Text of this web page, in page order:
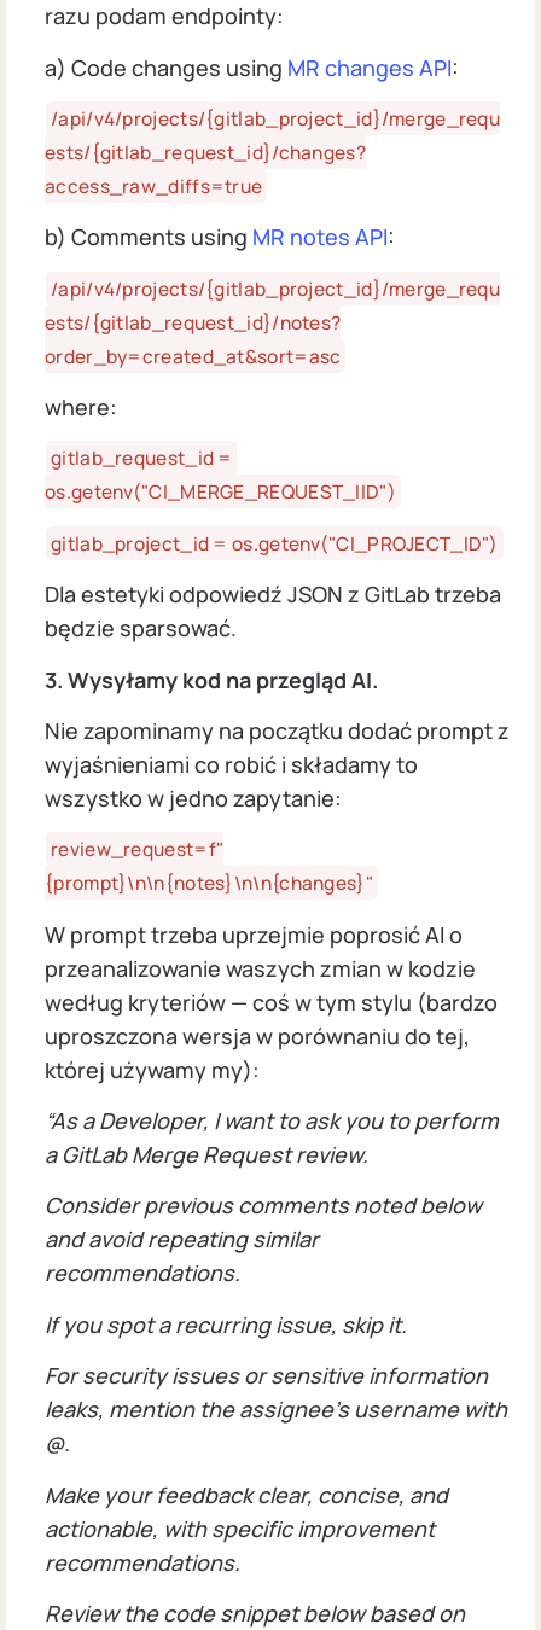
razu podam endpointy:
a) Code changes using MR changes API:
/api/v4/projects/{gitlab_project_id}/merge_requ
ests/{gitlab_request_id}/changes?
access_raw_diffs=true
b) Comments using MR notes API:
/api/v4/projects/{gitlab_project_id}/merge_requ
ests/{gitlab_request_id}/notes?
order_by=created_at&sort=asc
where:
gitlab_request_id =
os.getenv("CI_MERGE_REQUEST_IID")
gitlab_project_id = os.getenv("CI_PROJECT_ID")
Dla estetyki odpowiedź JSON z GitLab trzeba
będzie sparsować.
3. Wysyłamy kod na przegląd AI.
Nie zapominamy na początku dodać prompt z
wyjaśnieniami co robić i składamy to
wszystko w jedno zapytanie:
review_request=f"
{prompt}\n\n{notes}\n\n{changes}"
W prompt trzeba uprzejmie poprosić AI o
przeanalizowanie waszych zmian w kodzie
według kryteriów — coś w tym stylu (bardzo
uproszczona wersja w porównaniu do tej,
której używamy my):
“As a Developer, I want to ask you to perform
a GitLab Merge Request review.
Consider previous comments noted below
and avoid repeating similar
recommendations.
If you spot a recurring issue, skip it.
For security issues or sensitive information
leaks, mention the assignee's username with
@.
Make your feedback clear, concise, and
actionable, with specific improvement
recommendations.
Review the code snippet below based on